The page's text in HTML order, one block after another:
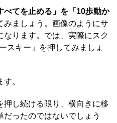
てを止める」を「10歩動か
みましょう。画像のようにサ
なります。では、実際にスク
スキー」を押してみましょ
。
押し続ける限り、横向きに移
ったのではないでしょう